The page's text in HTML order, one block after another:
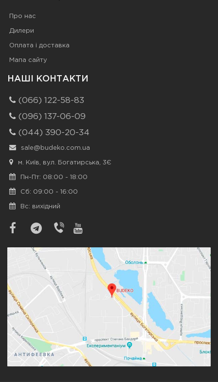
Про нас
Дилери
Оплата і доставка
Мапа сайту
НАШІ КОНТАКТИ
(066) 122-58-83
(096) 137-06-09
(044) 390-20-34
sale@budeko.com.ua
м. Київ, вул. Богатирська, 3Є
Пн-Пт: 08:00 - 18:00
Сб: 09:00 - 16:00
Вс: вихідний